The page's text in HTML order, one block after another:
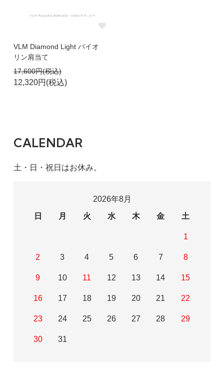
VLM Diamond Light バイオ
リン肩当て
17,600円(税込)
12,320円(税込)
CALENDAR
土・日・祝日はお休み。
2026年8月
日
月 火 水 木 金 土
1
2 3 4 5 6 7 8
9 10 11 12 13 14 15
16 17 18 19 20 21 22
23 24 25 26 27 28 29
30 31